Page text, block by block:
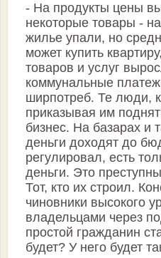
- На продукты цены
некоторые товары -
жилье упали, но
может купить
товаров и услуг
коммунальные
ширпотреб. Те люди,
приказывая им
бизнес. На базарах и
деньги доходят до
регулировал, есть
деньги. Это
Тот, кто их строил.
чиновники высокого
владельцами через
простой гражданин
будет? У него будет